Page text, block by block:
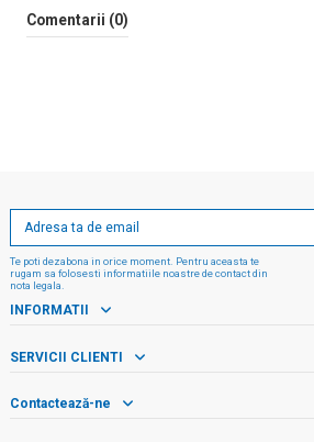
Comentarii (0)
Te poti dezabona in orice moment. Pentru aceasta te
rugam sa folosesti informatiile noastre de contact din
nota legala.
INFORMATII
SERVICII CLIENTI
Contactează-ne